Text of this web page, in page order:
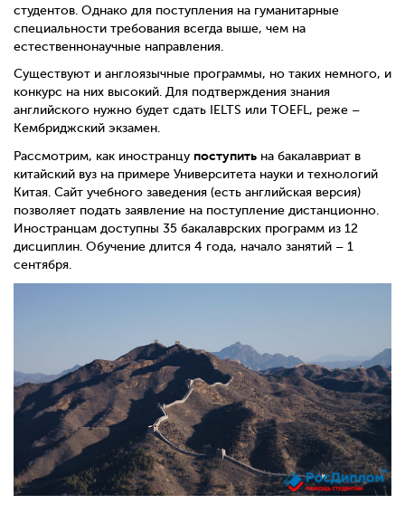
студентов. Однако для поступления на гуманитарные
специальности требования всегда выше, чем на
естественнонаучные направления.
Существуют и англоязычные программы, но таких немного, и
конкурс на них высокий. Для подтверждения знания
английского нужно будет сдать IELTS или TOEFL, реже –
Кембриджский экзамен.
Рассмотрим, как иностранцу поступить на бакалавриат в
китайский вуз на примере Университета науки и технологий
Китая . Сайт учебного заведения (есть английская версия)
позволяет подать заявление на поступление дистанционно.
Иностранцам доступны 35 бакалаврских программ из 12
дисциплин. Обучение длится 4 года, начало занятий – 1
сентября.